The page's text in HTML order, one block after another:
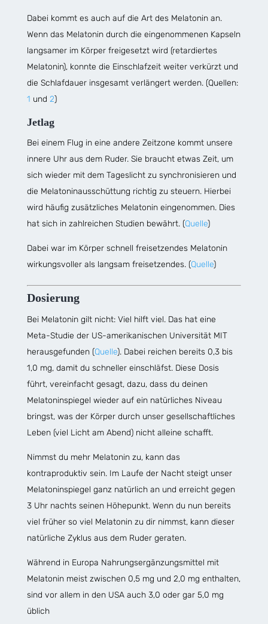
Dabei kommt es auch auf die Art des Melatonin an.
Wenn das Melatonin durch die eingenommenen Kapseln
langsamer im Körper freigesetzt wird (retardiertes
Melatonin), konnte die Einschlafzeit weiter verkürzt und
die Schlafdauer insgesamt verlängert werden. (Quellen:
1 und 2)
Jetlag
Bei einem Flug in eine andere Zeitzone kommt unsere
innere Uhr aus dem Ruder. Sie braucht etwas Zeit, um
sich wieder mit dem Tageslicht zu synchronisieren und
die Melatoninausschüttung richtig zu steuern. Hierbei
wird häufig zusätzliches Melatonin eingenommen. Dies
hat sich in zahlreichen Studien bewährt. (Quelle)
Dabei war im Körper schnell freisetzendes Melatonin
wirkungsvoller als langsam freisetzendes. (Quelle)
Dosierung
Bei Melatonin gilt nicht: Viel hilft viel. Das hat eine
Meta-Studie der US-amerikanischen Universität MIT
herausgefunden (Quelle). Dabei reichen bereits 0,3 bis
1,0 mg, damit du schneller einschläfst. Diese Dosis
führt, vereinfacht gesagt, dazu, dass du deinen
Melatoninspiegel wieder auf ein natürliches Niveau
bringst, was der Körper durch unser gesellschaftliches
Leben (viel Licht am Abend) nicht alleine schafft.
Nimmst du mehr Melatonin zu, kann das
kontraproduktiv sein. Im Laufe der Nacht steigt unser
Melatoninspiegel ganz natürlich an und erreicht gegen
3 Uhr nachts seinen Höhepunkt. Wenn du nun bereits
viel früher so viel Melatonin zu dir nimmst, kann dieser
natürliche Zyklus aus dem Ruder geraten.
Während in Europa Nahrungsergänzungsmittel mit
Melatonin meist zwischen 0,5 mg und 2,0 mg enthalten,
sind vor allem in den USA auch 3,0 oder gar 5,0 mg
üblich